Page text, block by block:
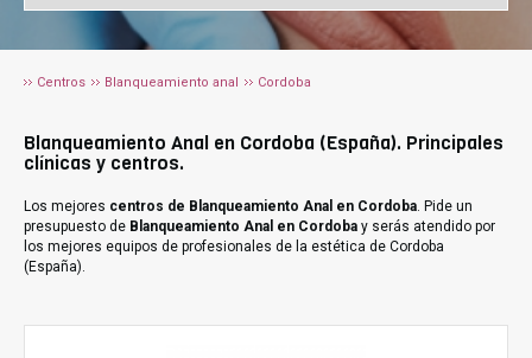
Centros Blanqueamiento anal Cordoba
Blanqueamiento Anal en Cordoba (España). Principales
clínicas y centros.
Los mejores centros de Blanqueamiento Anal en Cordoba. Pide un
presupuesto de Blanqueamiento Anal en Cordoba y serás atendido por
los mejores equipos de profesionales de la estética de Cordoba
(España).